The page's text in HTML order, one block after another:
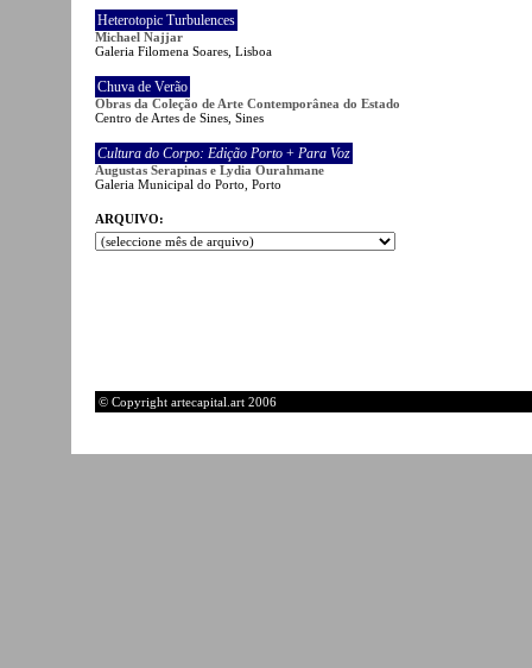
Heterotopic Turbulences
Michael Najjar
Galeria Filomena Soares, Lisboa
Chuva de Verão
Obras da Coleção de Arte Contemporânea do Estado
Centro de Artes de Sines, Sines
Cultura do Corpo: Edição Porto + Para Voz
Augustas Serapinas e Lydia Ourahmane
Galeria Municipal do Porto, Porto
ARQUIVO:
© Copyright artecapital.art 2006